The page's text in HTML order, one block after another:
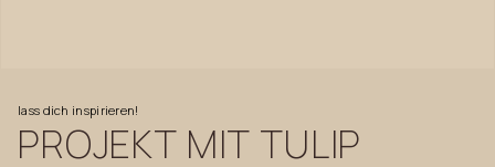
lass dich inspirieren!
PROJEKT MIT TULIP